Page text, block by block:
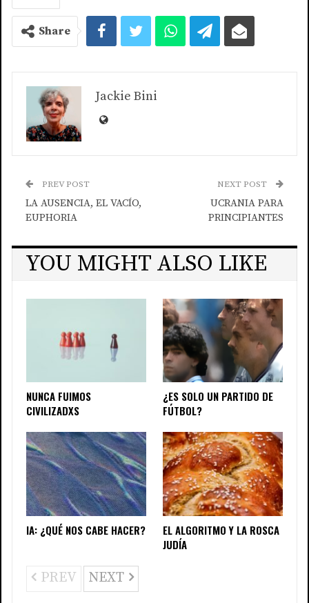
Share
Jackie Bini
PREV POST
LA AUSENCIA, EL VACÍO,
EUPHORIA
NEXT POST
UCRANIA PARA
PRINCIPIANTES
YOU MIGHT ALSO LIKE
NUNCA FUIMOS
CIVILIZADXS
¿ES SOLO UN PARTIDO DE
FÚTBOL?
IA: ¿QUÉ NOS CABE HACER?
EL ALGORITMO Y LA ROSCA
JUDÍA
PREV NEXT